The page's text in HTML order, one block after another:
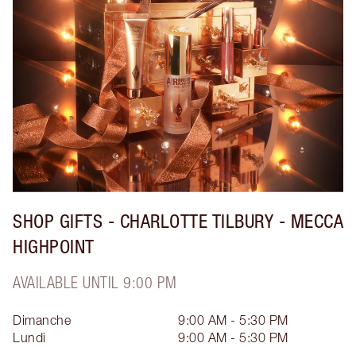
SHOP GIFTS - CHARLOTTE TILBURY - MECCA
HIGHPOINT
AVAILABLE UNTIL 9:00 PM
Dimanche
9:00 AM - 5:30 PM
Lundi
9:00 AM - 5:30 PM